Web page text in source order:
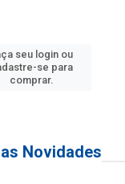
seu login ou
se para
comprar.
Novidades